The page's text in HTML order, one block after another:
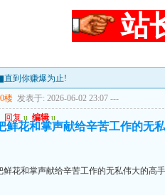
站
直到你赚爆为止!
楼 发表于: 2026-06-02 23:07 ---
回复 u 编辑 u
鲜花和掌声献给辛苦工作的无
鲜花和掌声献给辛苦工作的无私伟大的高